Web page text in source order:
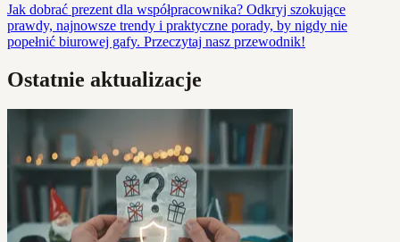
Jak dobrać prezent dla współpracownika? Odkryj szokujące
prawdy, najnowsze trendy i praktyczne porady, by nigdy nie
popełnić biurowej gafy. Przeczytaj nasz przewodnik!
Ostatnie aktualizacje